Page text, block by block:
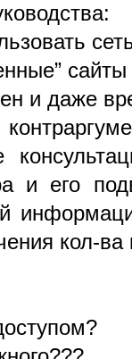
сайты
и даже
и его
кол-